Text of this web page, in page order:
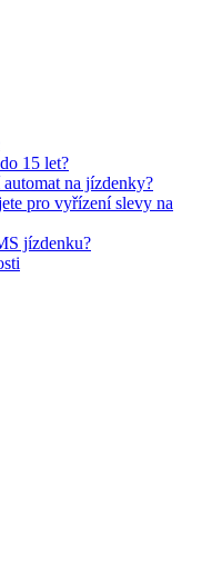
15 let?
na jízdenky?
pro vyřízení slevy na
jízdenku?